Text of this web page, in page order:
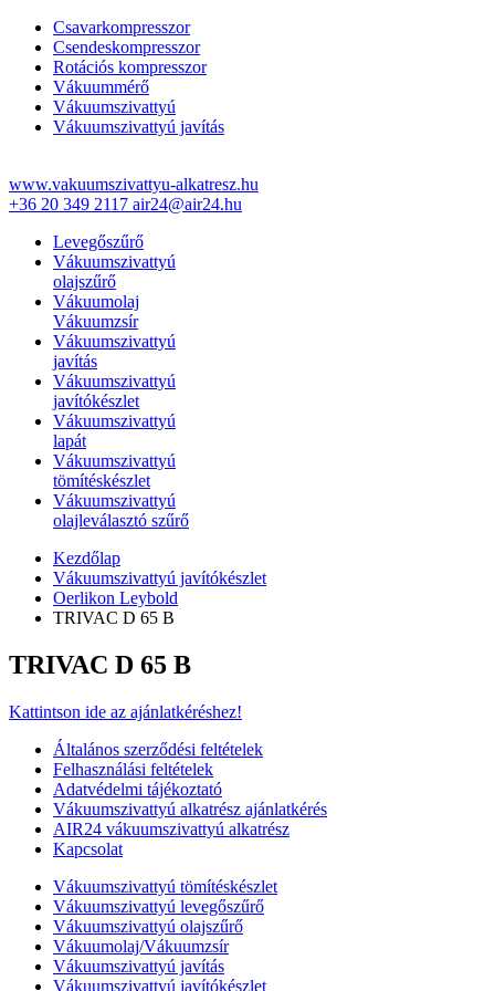
Csavarkompresszor
Csendeskompresszor
Rotációs kompresszor
Vákuummérő
Vákuumszivattyú
Vákuumszivattyú javítás
www.vakuumszivattyu-alkatresz.hu
+36 20 349 2117 air24@air24.hu
Levegőszűrő
Vákuumszivattyú
olajszűrő
Vákuumolaj
Vákuumzsír
Vákuumszivattyú
javítás
Vákuumszivattyú
javítókészlet
Vákuumszivattyú
lapát
Vákuumszivattyú
tömítéskészlet
Vákuumszivattyú
olajleválasztó szűrő
Kezdőlap
Vákuumszivattyú javítókészlet
Oerlikon Leybold
TRIVAC D 65 B
TRIVAC D 65 B
Kattintson ide az ajánlatkéréshez!
Általános szerződési feltételek
Felhasználási feltételek
Adatvédelmi tájékoztató
Vákuumszivattyú alkatrész ajánlatkérés
AIR24 vákuumszivattyú alkatrész
Kapcsolat
Vákuumszivattyú tömítéskészlet
Vákuumszivattyú levegőszűrő
Vákuumszivattyú olajszűrő
Vákuumolaj/Vákuumzsír
Vákuumszivattyú javítás
Vákuumszivattyú javítókészlet